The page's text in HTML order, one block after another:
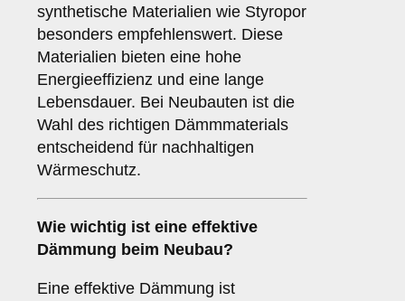
synthetische Materialien wie Styropor
besonders empfehlenswert. Diese
Materialien bieten eine hohe
Energieeffizienz und eine lange
Lebensdauer. Bei Neubauten ist die
Wahl des richtigen Dämmmaterials
entscheidend für nachhaltigen
Wärmeschutz.
Wie wichtig ist eine effektive
Dämmung beim Neubau?
Eine effektive Dämmung ist